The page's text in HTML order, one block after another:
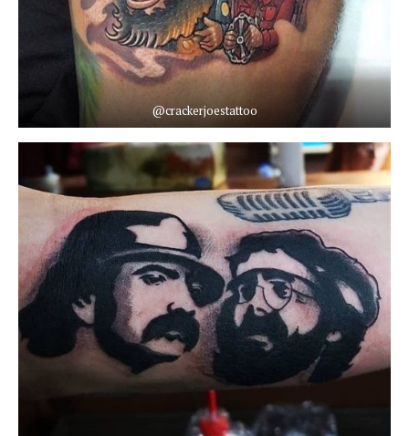
@crackerjoestattoo